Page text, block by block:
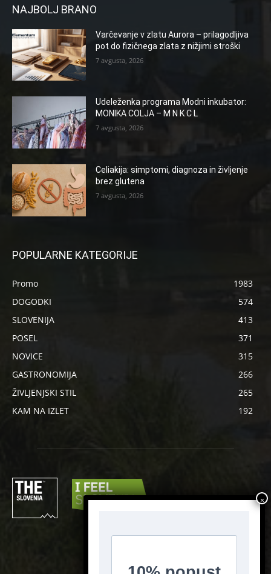
NAJBOLJ BRANO
Varčevanje v zlatu Aurora – prilagodljiva
pot do fizičnega zlata z nižjimi stroški
7 avgusta, 2026
Udeleženka programa Modni inkubator:
MONIKA COLJA – M N K C L
7 avgusta, 2026
Celiakija: simptomi, diagnoza in življenje
brez glutena
7 avgusta, 2026
POPULARNE KATEGORIJE
Promo
1983
DOGODKI
574
SLOVENIJA
413
POSEL
371
NOVICE
315
GASTRONOMIJA
266
ŽIVLJENJSKI STIL
265
KAM NA IZLET
192